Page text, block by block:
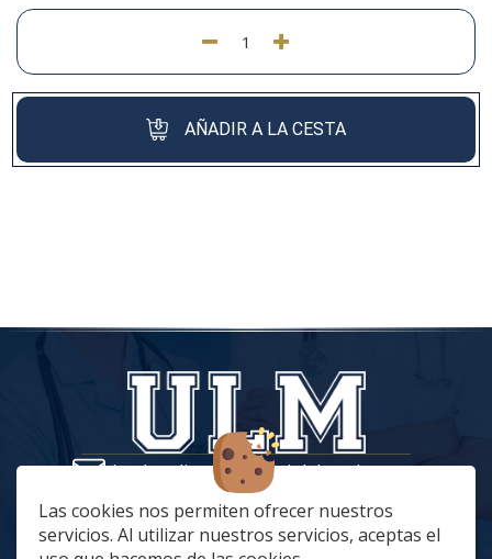
Las cookies nos permiten ofrecer nuestros
servicios. Al utilizar nuestros servicios, aceptas el
AÑADIR A LA CESTA
tiendaonline@vestuariolaboralmc.com
928 67 70 47
lunes a Jueves: 8:00 a 16:00 | viernes: 8:00 a 15:00